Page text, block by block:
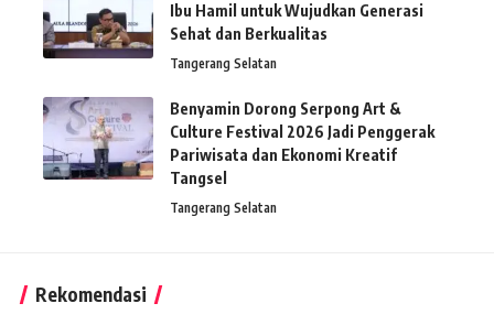
Ibu Hamil untuk Wujudkan Generasi
Sehat dan Berkualitas
Tangerang Selatan
Benyamin Dorong Serpong Art &
Culture Festival 2026 Jadi Penggerak
Pariwisata dan Ekonomi Kreatif
Tangsel
Tangerang Selatan
Rekomendasi